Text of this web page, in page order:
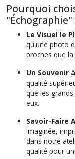
Pourquoi
"Échographie"
Le Visuel le
qu'une photo
proches que
Un Souvenir
qualité
que les
eux.
Savoir-Faire
imaginée,
dans notre
qualité pour